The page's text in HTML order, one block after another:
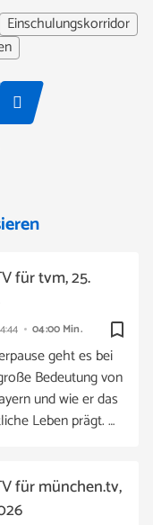
Einschulungskorridor
bookmark_border
04:00 Min.
für tvm, 25.
geht es bei
Bedeutung von
und wie er das
Leben prägt. …
für münchen.tv,